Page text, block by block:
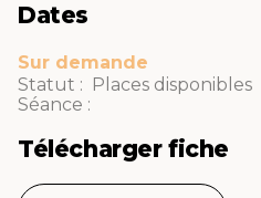
Dates
Sur demande
Statut : Places disponibles
Séance :
Télécharger fiche